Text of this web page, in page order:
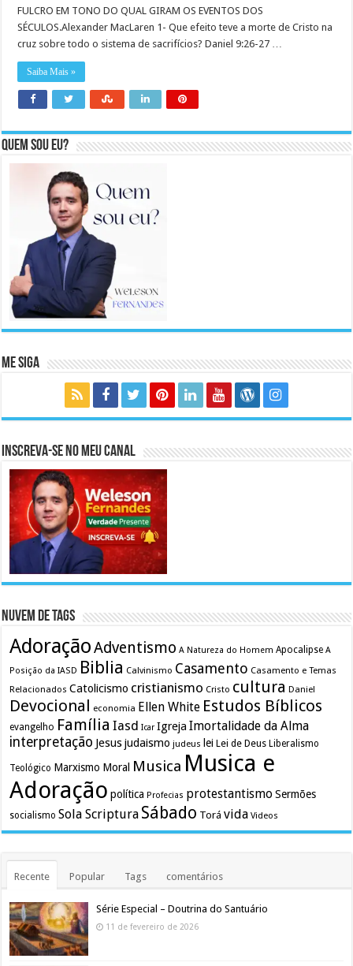
FULCRO EM TONO DO QUAL GIRAM OS EVENTOS DOS
SÉCULOS.Alexander MacLaren 1- Que efeito teve a morte de Cristo na
cruz sobre todo o sistema de sacrifícios? Daniel 9:26-27 …
Saiba Mais »
Quem sou eu?
Me Siga
Inscreva-se no meu canal
Nuvem de Tags
AdoraçãoAdventismo A Natureza do Homem Apocalipse A
Posição da IASD Biblia Calvinismo Casamento Casamento e Temas
Relacionados Catolicismo cristianismo Cristo cultura Daniel
Devocional economia Ellen White Estudos Bíblicos
evangelho Família Iasd Icar Igreja Imortalidade da Alma
interpretação Jesusjudaismo judeus lei Lei de Deus Liberalismo
Teológico Marxismo Moral Musica Musica e
Adoração política Profecias protestantismo Sermões
socialismo Sola Scriptura Sábado Torá vida Videos
Recente Popular Tags comentários
Série Especial – Doutrina do Santuário
11 de fevereiro de 2026